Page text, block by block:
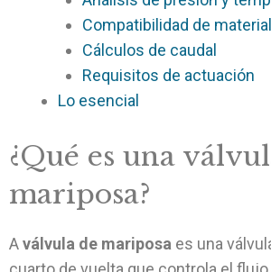
Compatibilidad de
Cálculos de caudal
Requisitos de actuación
Lo esencial
¿Qué es una
mariposa?
Aválvula de mariposa es una